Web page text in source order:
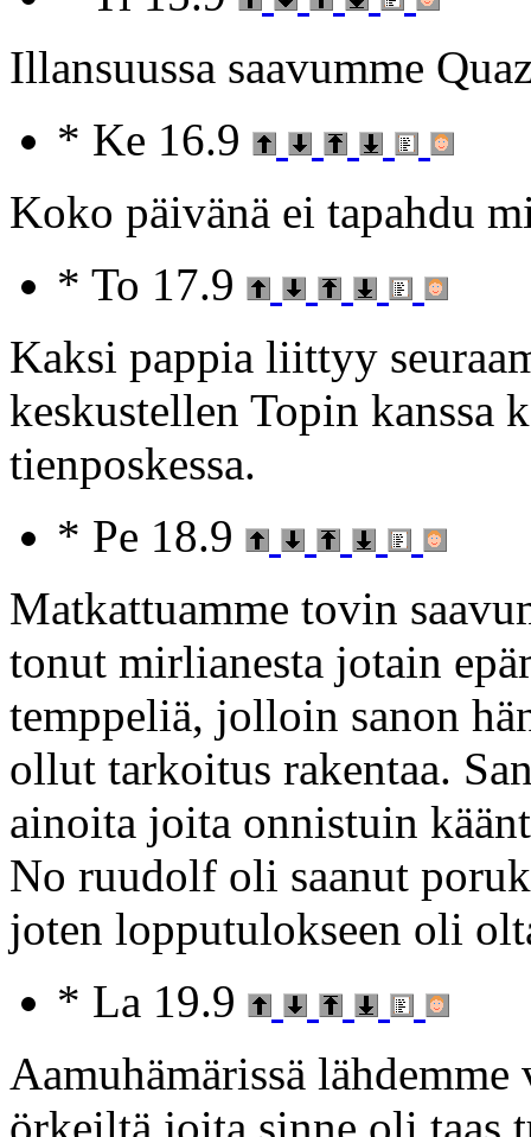
Illansuussa saavumme
* Ke 16.9
Koko päivänä ei tapahdu
* To 17.9
Kaksi pappia liittyy
keskustellen Topin kanssa
tienposkessa.
* Pe 18.9
Matkattuamme tovin
tonut mirlianesta jotain
temppeliä, jolloin sanon
ollut tarkoitus rakentaa.
ainoita joita onnistuin
No ruudolf oli saanut
joten lopputulokseen oli
* La 19.9
Aamuhämärissä
örkeiltä joita sinne oli taas